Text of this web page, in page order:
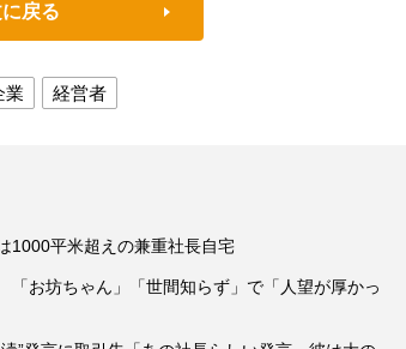
戻る
業 経営者
1000平米超えの兼重社長自宅
お坊ちゃん」「世間知らず」で「人望が厚かっ